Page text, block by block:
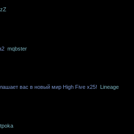
mqbster
вас в новый мир High Five x25! Lineage